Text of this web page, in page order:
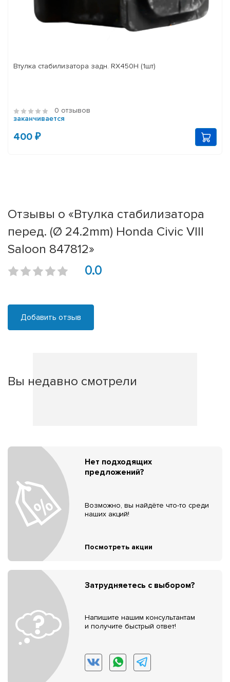
Втулка стабилизатора задн. RX450H (1шт)
0 отзывов
заканчивается
400 ₽
Отзывы о «Втулка стабилизатора
перед. (Ø 24.2mm) Honda Civic VIII
Saloon 847812»
0.0
Добавить отзыв
Вы недавно смотрели
Нет подходящих
предложений?
Возможно, вы найдёте что-то среди
наших акций!
Посмотреть акции
Затрудняетесь с выбором?
Напишите нашим консультантам
и получите быстрый ответ!